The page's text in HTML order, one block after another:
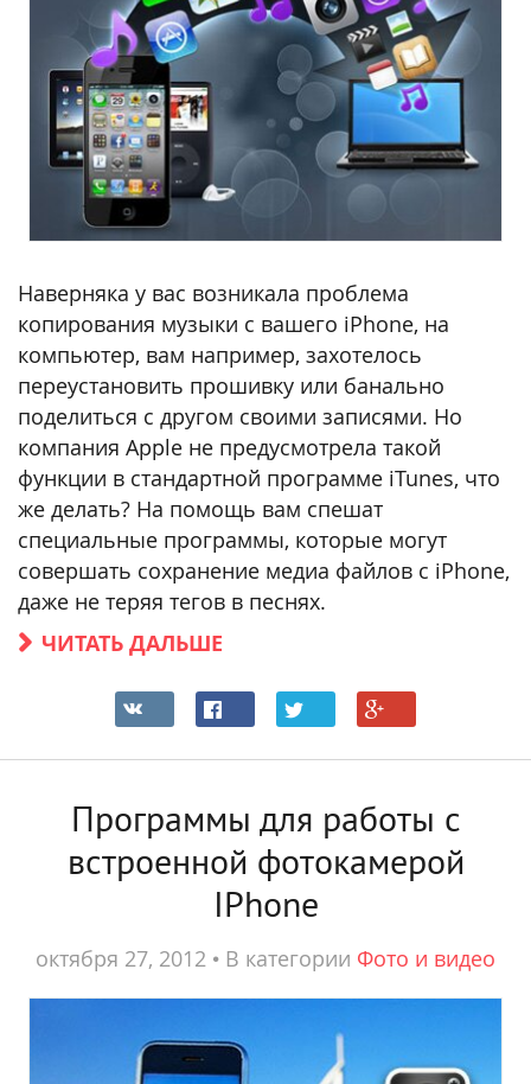
Наверняка у вас возникала проблема
копирования музыки с вашего iPhone, на
компьютер, вам например, захотелось
переустановить прошивку или банально
поделиться с другом своими записями. Но
компания Apple не предусмотрела такой
функции в стандартной программе iTunes, что
же делать? На помощь вам спешат
специальные программы, которые могут
совершать сохранение медиа файлов с iPhone,
даже не теряя тегов в песнях.
ЧИТАТЬ ДАЛЬШЕ
Программы для работы с
встроенной фотокамерой
IPhone
октября 27, 2012 • В категории Фото и видео